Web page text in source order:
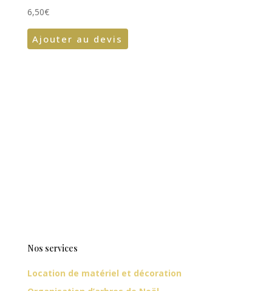
6,50€
Ajouter au devis
Nos services
Location de matériel et décoration